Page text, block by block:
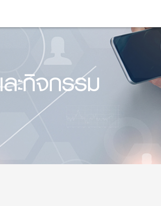
ะกิจกรรม